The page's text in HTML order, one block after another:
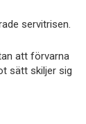
servitrisen.
att förvarna
sätt skiljer sig